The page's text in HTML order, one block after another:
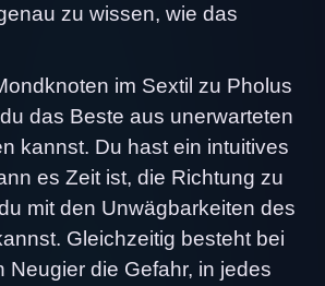
zu wissen, wie das
im Sextil zu Pholus
das Beste aus unerwarteten
kannst. Du hast ein intuitives
es Zeit ist, die Richtung zu
mit den Unwägbarkeiten des
Gleichzeitig besteht bei
Neugier die Gefahr, in jedes